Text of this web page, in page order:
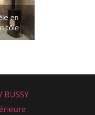
en
tôle
BUSSY